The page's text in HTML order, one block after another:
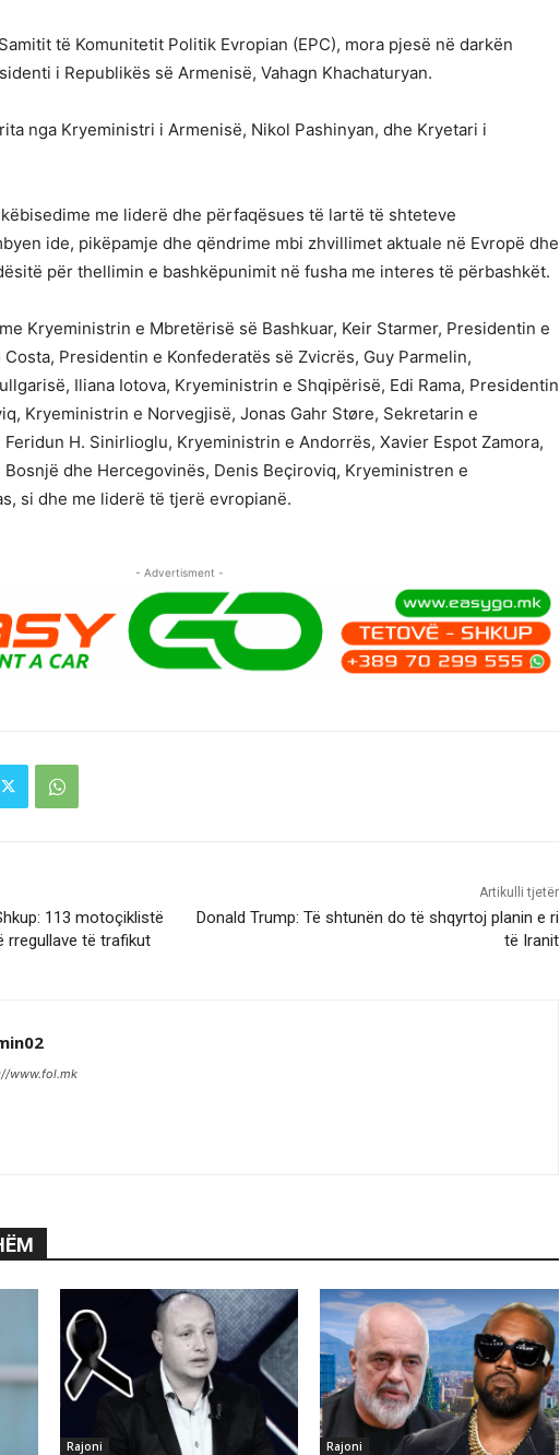
të Komunitetit Politik Evropian (EPC), mora pjesë në darkën
i Republikës së Armenisë, Vahagn Khachaturyan.
nga Kryeministri i Armenisë, Nikol Pashinyan, dhe Kryetari i
me liderë dhe përfaqësues të lartë të shteteve
ide, pikëpamje dhe qëndrime mbi zhvillimet aktuale në Evropë dhe
për thellimin e bashkëpunimit në fusha me interes të përbashkët.
Kryeministrin e Mbretërisë së Bashkuar, Keir Starmer, Presidentin e
Presidentin e Konfederatës së Zvicrës, Guy Parmelin,
Iliana Iotova, Kryeministrin e Shqipërisë, Edi Rama, Presidentin
Kryeministrin e Norvegjisë, Jonas Gahr Støre, Sekretarin e
H. Sinirlioglu, Kryeministrin e Andorrës, Xavier Espot Zamora,
dhe Hercegovinës, Denis Beçiroviq, Kryeministren e
si dhe me liderë të tjerë evropianë.
- Advertisment -
113 motoçiklistë
rregullave të trafikut
Artikulli tjetër
Donald Trump: Të shtunën do të shqyrtoj planin e ri
të Iranit
www.fol.mk
Rajoni Rajoni